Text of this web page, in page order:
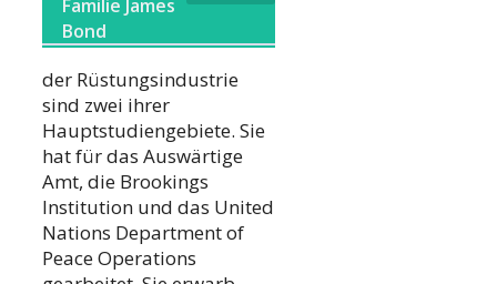
Familie James
Bond
der Rüstungsindustrie
sind zwei ihrer
Hauptstudiengebiete. Sie
hat für das Auswärtige
Amt, die Brookings
Institution und das United
Nations Department of
Peace Operations